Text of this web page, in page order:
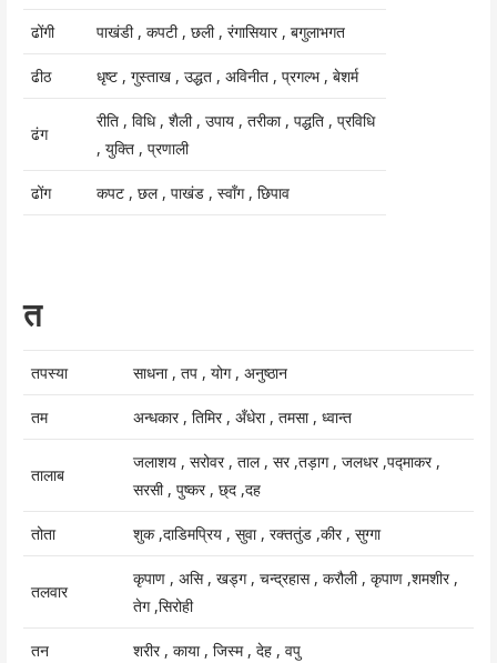
ढोंगी पाखंडी , कपटी , छली , रंगासियार , बगुलाभगत
ढीठ धृष्ट , गुस्ताख , उद्धत , अविनीत , प्रगल्भ , बेशर्म
ढंग
रीति , विधि , शैली , उपाय , तरीका , पद्धति , प्रविधि
, युक्ति , प्रणाली
ढोंग कपट , छल , पाखंड , स्वॉंग , छिपाव
त
तपस्या साधना , तप , योग , अनुष्ठान
तम अन्धकार , तिमिर , अँधेरा , तमसा , ध्वान्त
तालाब
जलाशय , सरोवर , ताल , सर ,तड़ाग , जलधर ,पद्माकर ,
सरसी , पुष्कर , छ्द ,दह
तोता शुक ,दाडिमप्रिय , सुवा , रक्ततुंड ,कीर , सुग्गा
तलवार
कृपाण , असि , खड्ग , चन्द्रहास , करौली , कृपाण ,शमशीर ,
तेग ,सिरोही
तन शरीर , काया , जिस्म , देह , वपु